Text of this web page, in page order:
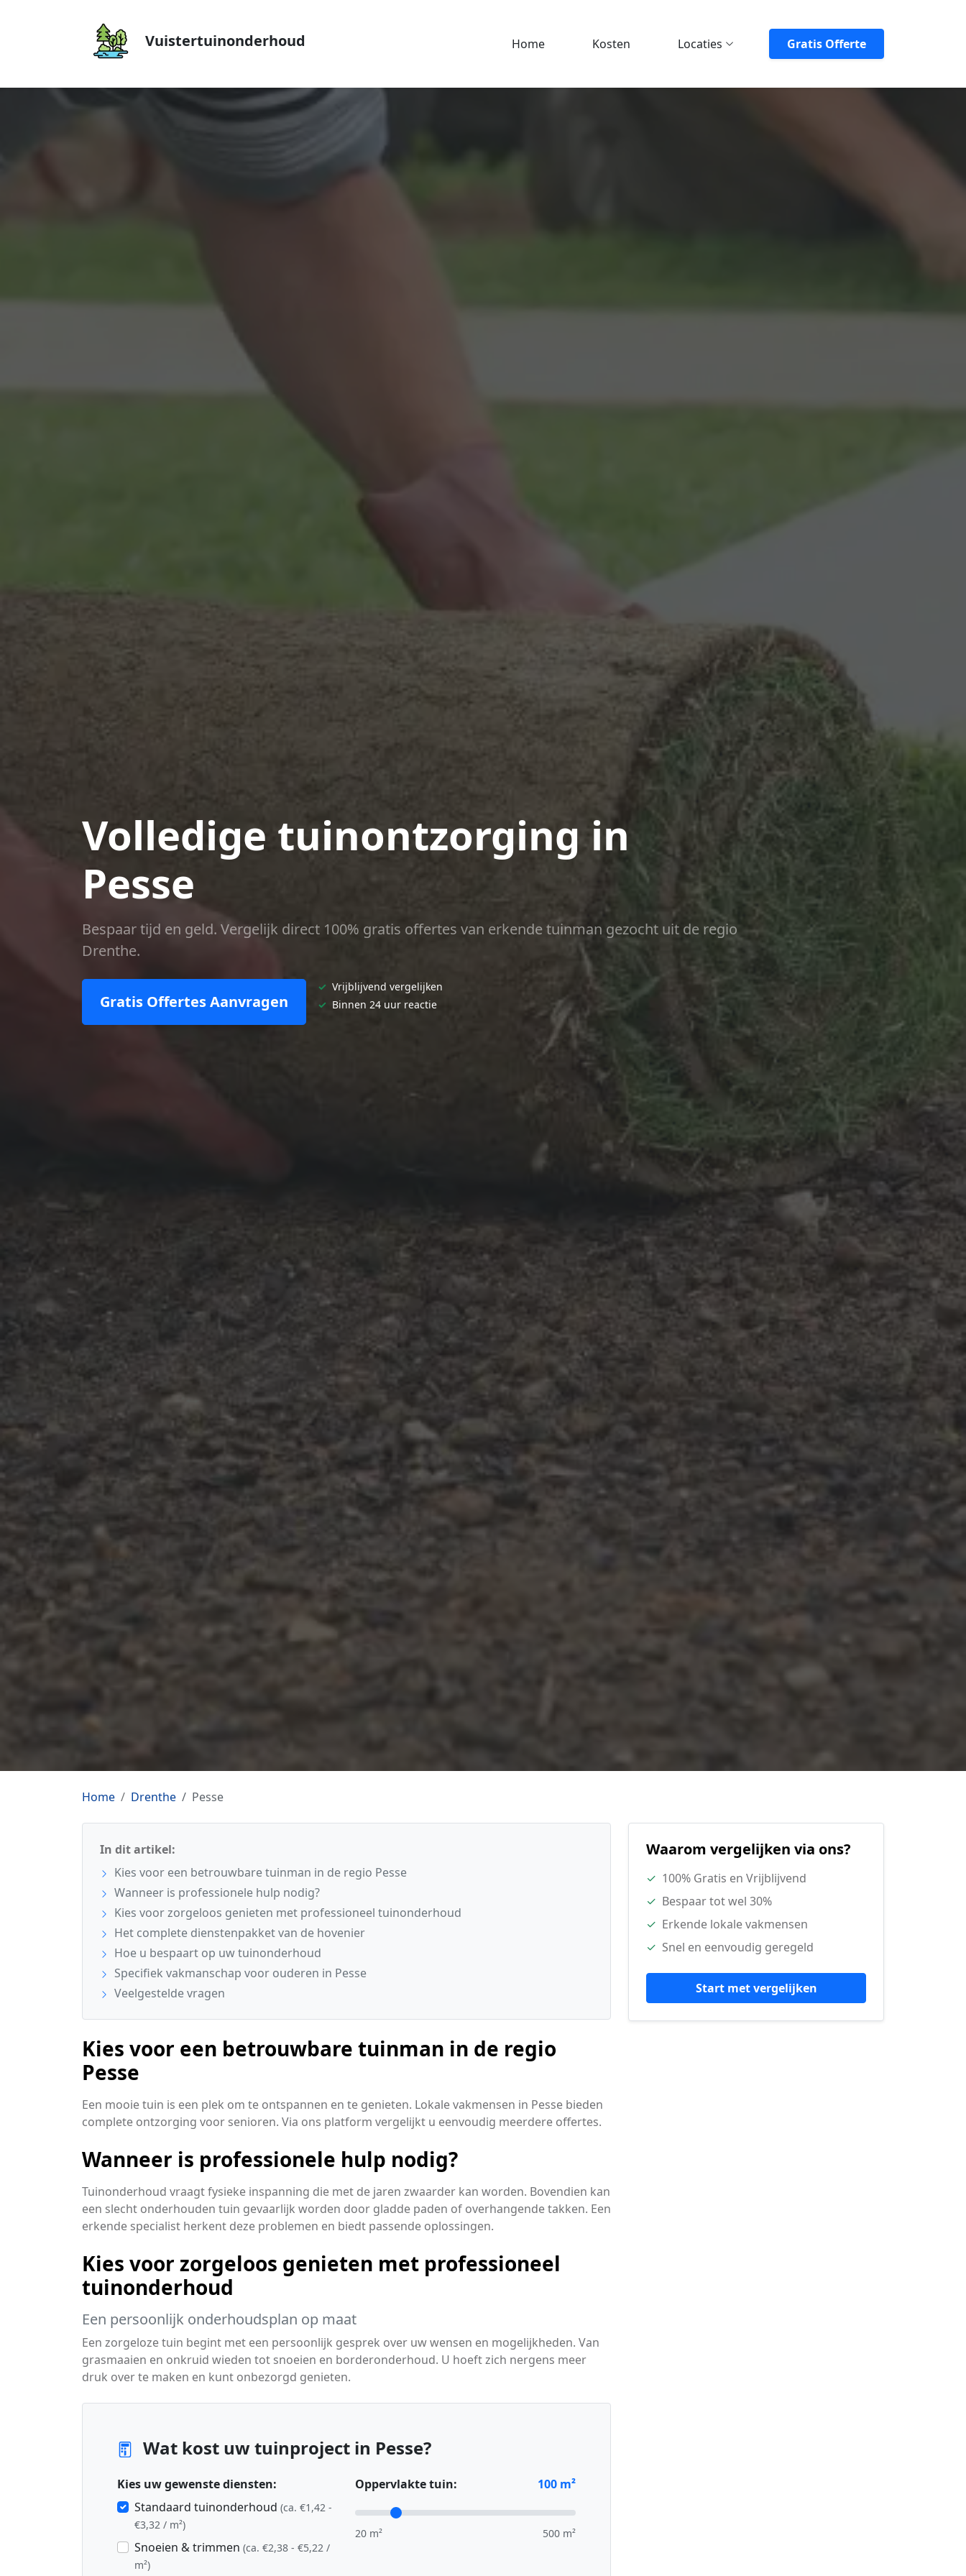
Vuistertuinonderhoud Home Kosten Locaties Gratis Offerte
Volledige tuinontzorging in
Pesse
Bespaar tijd en geld. Vergelijk direct 100% gratis offertes van erkende tuinman gezocht uit de regio
Drenthe.
Gratis Offertes Aanvragen
✓ Vrijblijvend vergelijken
✓ Binnen 24 uur reactie
Home Drenthe Pesse
In dit artikel:
Kies voor een betrouwbare tuinman in de regio Pesse
Wanneer is professionele hulp nodig?
Kies voor zorgeloos genieten met professioneel tuinonderhoud
Het complete dienstenpakket van de hovenier
Hoe u bespaart op uw tuinonderhoud
Specifiek vakmanschap voor ouderen in Pesse
Veelgestelde vragen
Kies voor een betrouwbare tuinman in de regio
Pesse
Een mooie tuin is een plek om te ontspannen en te genieten. Lokale vakmensen in Pesse bieden
complete ontzorging voor senioren. Via ons platform vergelijkt u eenvoudig meerdere offertes.
Wanneer is professionele hulp nodig?
Tuinonderhoud vraagt fysieke inspanning die met de jaren zwaarder kan worden. Bovendien kan
een slecht onderhouden tuin gevaarlijk worden door gladde paden of overhangende takken. Een
erkende specialist herkent deze problemen en biedt passende oplossingen.
Kies voor zorgeloos genieten met professioneel
tuinonderhoud
Een persoonlijk onderhoudsplan op maat
Een zorgeloze tuin begint met een persoonlijk gesprek over uw wensen en mogelijkheden. Van
grasmaaien en onkruid wieden tot snoeien en borderonderhoud. U hoeft zich nergens meer
druk over te maken en kunt onbezorgd genieten.
Wat kost uw tuinproject in Pesse?
Kies uw gewenste diensten:
Standaard tuinonderhoud (ca. €1,42 -
€3,32 / m²)
Snoeien & trimmen (ca. €2,38 - €5,22 /
m²)
Oppervlakte tuin: 100 m²
20 m² 500 m²
Waarom vergelijken via ons?
✓ 100% Gratis en Vrijblijvend
✓ Bespaar tot wel 30%
✓ Erkende lokale vakmensen
✓ Snel en eenvoudig geregeld
Start met vergelijken